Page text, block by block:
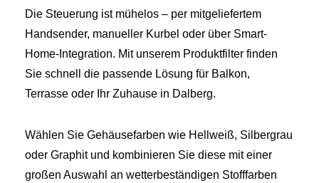
Die Steuerung ist mühelos – per mitgeliefertem
Handsender, manueller Kurbel oder über Smart-
Home-Integration. Mit unserem Produktfilter finden
Sie schnell die passende Lösung für Balkon,
Terrasse oder Ihr Zuhause in Dalberg.
Wählen Sie Gehäusefarben wie Hellweiß, Silbergrau
oder Graphit und kombinieren Sie diese mit einer
großen Auswahl an wetterbeständigen Stofffarben